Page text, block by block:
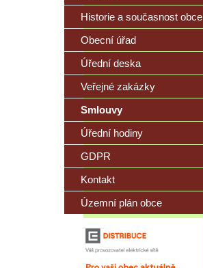
Historie a současnost obce
Obecní úřad
Úřední deska
Veřejné zakázky
Smlouvy
Úřední hodiny
GDPR
Kontakt
Územní plán obce